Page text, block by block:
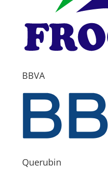
BBVA
Querubin